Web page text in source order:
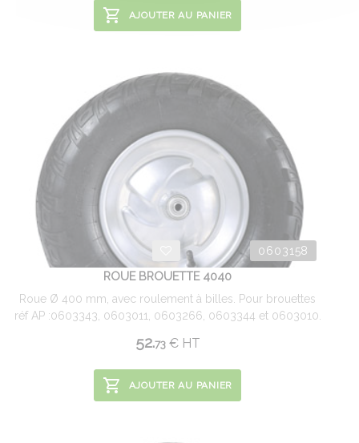
AJOUTER AU PANIER
0603158
ROUE BROUETTE 4040
Roue Ø 400 mm, avec roulement à billes. Pour brouettes
réf AP :0603343, 0603011, 0603266, 0603344 et 0603010.
52.73 €HT
AJOUTER AU PANIER